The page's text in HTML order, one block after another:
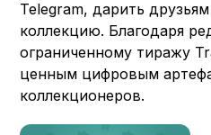
Telegram, дарить
коллекцию. Благодаря
ограниченному тиражу
ценным цифровым
коллекционеров.